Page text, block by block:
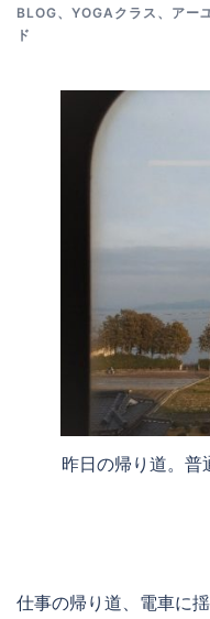
BLOG、 YOGAクラス 、 アー
ド
昨日の帰り道。普
仕事の帰り道、電車に